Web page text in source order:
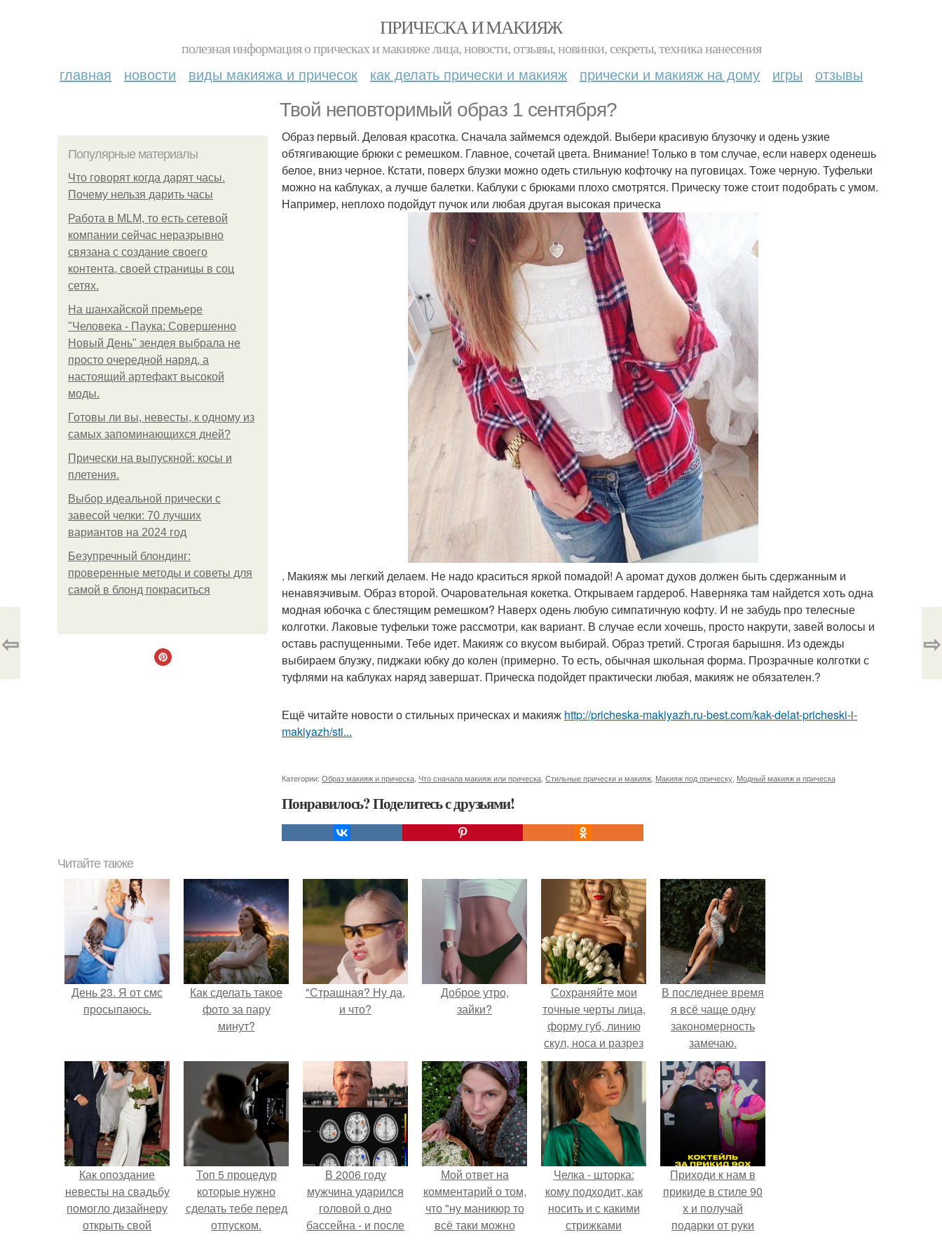
ПРИЧЕСКА И МАКИЯЖ
полезная информация о прическах и макияже лица, новости, отзывы, новинки, секреты, техника нанесения
главная новости виды макияжа и причесок как делать прически и макияж прически и макияж на дому игры отзывы
Твой неповторимый образ 1 сентября?
Популярные материалы
Что говорят когда дарят часы.
Почему нельзя дарить часы
Работа в MLM, то есть сетевой
компании сейчас неразрывно
связана с создание своего
контента, своей страницы в соц
сетях.
На шанхайской премьере
"Человека - Паука: Совершенно
Новый День" зендея выбрала не
просто очередной наряд, а
настоящий артефакт высокой
моды.
Готовы ли вы, невесты, к одному из
самых запоминающихся дней?
Прически на выпускной: косы и
плетения.
Выбор идеальной прически с
завесой челки: 70 лучших
вариантов на 2024 год
Безупречный блондинг:
проверенные методы и советы для
самой в блонд покраситься
Образ первый. Деловая красотка. Сначала займемся одеждой. Выбери красивую блузочку и одень узкие
обтягивающие брюки с ремешком. Главное, сочетай цвета. Внимание! Только в том случае, если наверх оденешь
белое, вниз черное. Кстати, поверх блузки можно одеть стильную кофточку на пуговицах. Тоже черную. Туфельки
можно на каблуках, а лучше балетки. Каблуки с брюками плохо смотрятся. Прическу тоже стоит подобрать с умом.
Например, неплохо подойдут пучок или любая другая высокая прическа
. Макияж мы легкий делаем. Не надо краситься яркой помадой! А аромат духов должен быть сдержанным и
ненавязчивым. Образ второй. Очаровательная кокетка. Открываем гардероб. Наверняка там найдется хоть одна
модная юбочка с блестящим ремешком? Наверх одень любую симпатичную кофту. И не забудь про телесные
колготки. Лаковые туфельки тоже рассмотри, как вариант. В случае если хочешь, просто накрути, завей волосы и
оставь распущенными. Тебе идет. Макияж со вкусом выбирай. Образ третий. Строгая барышня. Из одежды
выбираем блузку, пиджаки юбку до колен (примерно. То есть, обычная школьная форма. Прозрачные колготки с
туфлями на каблуках наряд завершат. Прическа подойдет практически любая, макияж не обязателен.?
Ещё читайте новости о стильных прическах и макияж http://pricheska-makiyazh.ru-best.com/kak-delat-pricheski-i-
makiyazh/sti...
Категории: Образ макияж и прическа Что сначала макияж или прическа Стильные прически и макияж Макияж под прическу Модный макияж и прическа
Понравилось? Поделитесь с друзьями!
⇦ ⇨
Читайте также
День 23. Я от смс
просыпаюсь.
Как сделать такое
фото за пару
минут?
"Страшная? Ну да,
и что?
Доброе утро,
зайки?
Сохраняйте мои
точные черты лица,
форму губ, линию
скул, носа и разрез
глаз.
В последнее время
я всё чаще одну
закономерность
замечаю.
Как опоздание
невесты на свадьбу
помогло дизайнеру
открыть свой
Топ 5 процедур
которые нужно
сделать тебе перед
отпуском.
В 2006 году
мужчина ударился
головой о дно
бассейна - и после
Мой ответ на
комментарий о том,
что "ну маникюр то
всё таки можно
Челка - шторка:
кому подходит, как
носить и с какими
стрижками
Приходи к нам в
прикиде в стиле 90
х и получай
подарки от руки